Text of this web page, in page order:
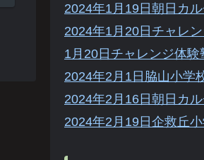
2024年1月19日朝日カル
2024年1月20日チャレ
1月20日チャレンジ体験
2024年2月1日脇山小学
2024年2月16日朝日カル
2024年2月19日企救丘